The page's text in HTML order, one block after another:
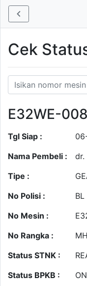
Cek
E32WE-
Tgl Siap :
Nama Pembeli :
dr.
Tipe :
No Polisi :
No Mesin :
No Rangka :
Status STNK :
Status BPKB :